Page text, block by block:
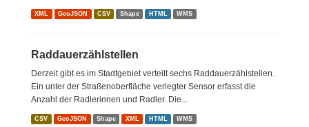
XML GeoJSON CSV Shape HTML WMS
Raddauerzählstellen
Derzeit gibt es im Stadtgebiet verteilt sechs Raddauerzählstellen.
Ein unter der Straßenoberfläche verlegter Sensor erfasst die
Anzahl der Radlerinnen und Radler. Die...
CSV GeoJSON Shape XML HTML WMS